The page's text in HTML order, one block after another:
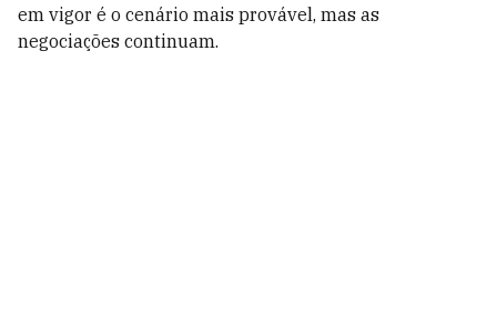
em vigor é o cenário mais provável, mas as
negociações continuam.